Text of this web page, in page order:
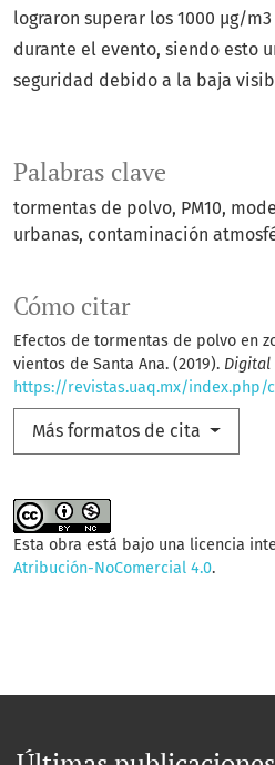
Palabras clave
tormentas de polvo PM10
urbanas contaminación
Cómo citar
Efectos de tormentas de polvo en
vientos de Santa Ana. (2019). Digital
https://revistas.uaq.mx/index.php/
Más formatos de cita
lograron superar los 1000 μg/
durante el evento, siendo esto
seguridad debido a la baja
Esta obra está bajo una licencia
Atribución-NoComercial 4.0.